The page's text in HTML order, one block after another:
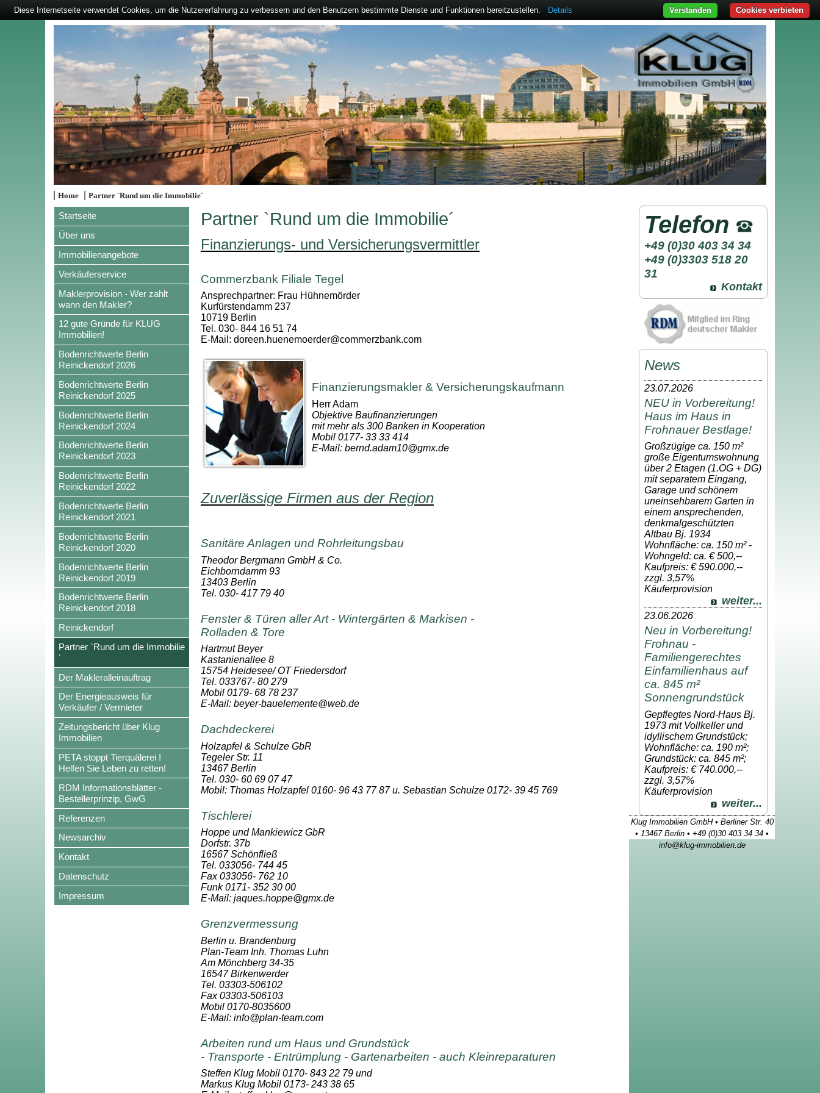
|Home |Partner `Rund um die Immobilie´
Startseite
Über uns
Immobilienangebote
Verkäuferservice
Maklerprovision - Wer zahlt
wann den Makler?
12 gute Gründe für KLUG
Immobilien!
Bodenrichtwerte Berlin
Reinickendorf 2026
Bodenrichtwerte Berlin
Reinickendorf 2025
Bodenrichtwerte Berlin
Reinickendorf 2024
Bodenrichtwerte Berlin
Reinickendorf 2023
Bodenrichtwerte Berlin
Reinickendorf 2022
Bodenrichtwerte Berlin
Reinickendorf 2021
Bodenrichtwerte Berlin
Reinickendorf 2020
Bodenrichtwerte Berlin
Reinickendorf 2019
Bodenrichtwerte Berlin
Reinickendorf 2018
Reinickendorf
Partner `Rund um die Immobilie
´
Der Makleralleinauftrag
Der Energieausweis für
Verkäufer / Vermieter
Zeitungsbericht über Klug
Immobilien
PETA stoppt Tierquälerei !
Helfen Sie Leben zu retten!
RDM Informationsblätter -
Bestellerprinzip, GwG
Referenzen
Newsarchiv
Kontakt
Datenschutz
Impressum
Partner `Rund um die Immobilie´
Finanzierungs- und Versicherungsvermittler
Commerzbank Filiale Tegel
Ansprechpartner: Frau Hühnemörder
Kurfürstendamm 237
10719 Berlin
Tel. 030- 844 16 51 74
E-Mail: doreen.huenemoerder@commerzbank.com
Finanzierungsmakler & Versicherungskaufmann
Herr Adam
Objektive Baufinanzierungen
mit mehr als 300 Banken in Kooperation
Mobil 0177- 33 33 414
E-Mail: bernd.adam10@gmx.de
Zuverlässige Firmen aus der Region
Sanitäre Anlagen und Rohrleitungsbau
Theodor Bergmann GmbH & Co.
Eichborndamm 93
13403 Berlin
Tel. 030- 417 79 40
Fenster & Türen aller Art - Wintergärten & Markisen -
Rolladen & Tore
Hartmut Beyer
Kastanienallee 8
15754 Heidesee/ OT Friedersdorf
Tel. 033767- 80 279
Mobil 0179- 68 78 237
E-Mail: beyer-bauelemente@web.de
Dachdeckerei
Holzapfel & Schulze GbR
Tegeler Str. 11
13467 Berlin
Tel. 030- 60 69 07 47
Mobil: Thomas Holzapfel 0160- 96 43 77 87 u. Sebastian Schulze 0172- 39 45 769
Tischlerei
Hoppe und Mankiewicz GbR
Dorfstr. 37b
16567 Schönfließ
Tel. 033056- 744 45
Fax 033056- 762 10
Funk 0171- 352 30 00
E-Mail: jaques.hoppe@gmx.de
Grenzvermessung
Berlin u. Brandenburg
Plan-Team Inh. Thomas Luhn
Am Mönchberg 34-35
16547 Birkenwerder
Tel. 03303-506102
Fax 03303-506103
Mobil 0170-8035600
E-Mail: info@plan-team.com
Arbeiten rund um Haus und Grundstück
- Transporte - Entrümplung - Gartenarbeiten - auch Kleinreparaturen
Steffen Klug Mobil 0170- 843 22 79 und
Markus Klug Mobil 0173- 243 38 65
Telefon
+49 (0)30 403 34 34
+49 (0)3303 518 20
31
Kontakt
News
23.07.2026
NEU in Vorbereitung!
Haus im Haus in
Frohnauer Bestlage!
Großzügige ca. 150 m²
große Eigentumswohnung
über 2 Etagen (1.OG + DG)
mit separatem Eingang,
Garage und schönem
uneinsehbarem Garten in
einem ansprechenden,
denkmalgeschützten
Altbau Bj. 1934
Wohnfläche: ca. 150 m² -
Wohngeld: ca. € 500,--
Kaufpreis: € 590.000,--
zzgl. 3,57%
Käuferprovision
weiter...
23.06.2026
Neu in Vorbereitung!
Frohnau -
Familiengerechtes
Einfamilienhaus auf
ca. 845 m²
Sonnengrundstück
Gepflegtes Nord-Haus Bj.
1973 mit Vollkeller und
idyllischem Grundstück;
Wohnfläche: ca. 190 m²;
Grundstück: ca. 845 m²;
Kaufpreis: € 740.000,--
zzgl. 3,57%
Käuferprovision
weiter...
Klug Immobilien GmbH • Berliner Str. 40
• 13467 Berlin • +49 (0)30 403 34 34 •
info@klug-immobilien.de
Diese Internetseite verwendet Cookies, um die Nutzererfahrung zu verbessern und den Benutzern bestimmte Dienste und Funktionen bereitzustellen. Details Cookies verbieten
Verstanden